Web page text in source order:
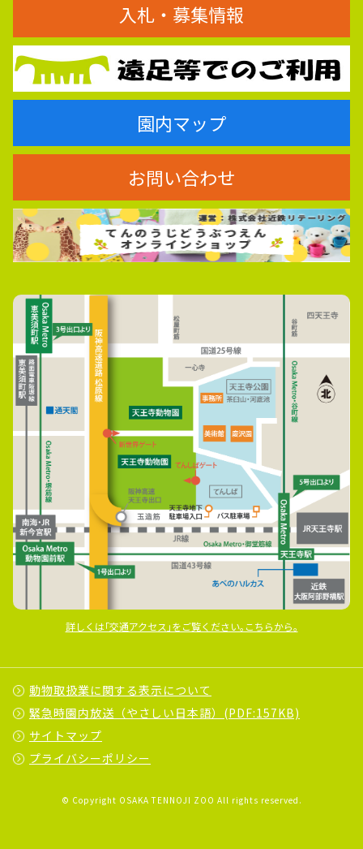
入札・募集情報
園内マップ
お問い合わせ
詳しくは｢交通アクセス｣をご覧ください｡こちらから｡
動物取扱業に関する表示について
緊急時園内放送（やさしい日本語）(PDF:157KB)
サイトマップ
プライバシーポリシー
© Copyright OSAKA TENNOJI ZOO All rights reserved.